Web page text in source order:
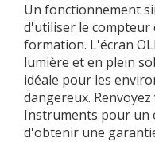
Un fonctionnement
d'utiliser le compteur
formation. L'écran
lumière et en plein
idéale pour les
dangereux.
Instruments pour un
d'obtenir une